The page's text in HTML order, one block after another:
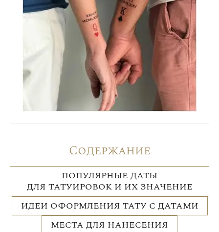
Содержание
ПОПУЛЯРНЫЕ ДАТЫ
ДЛЯ ТАТУИРОВОК И ИХ ЗНАЧЕНИЕ
ИДЕИ ОФОРМЛЕНИЯ ТАТУ С ДАТАМИ
МЕСТА ДЛЯ НАНЕСЕНИЯ